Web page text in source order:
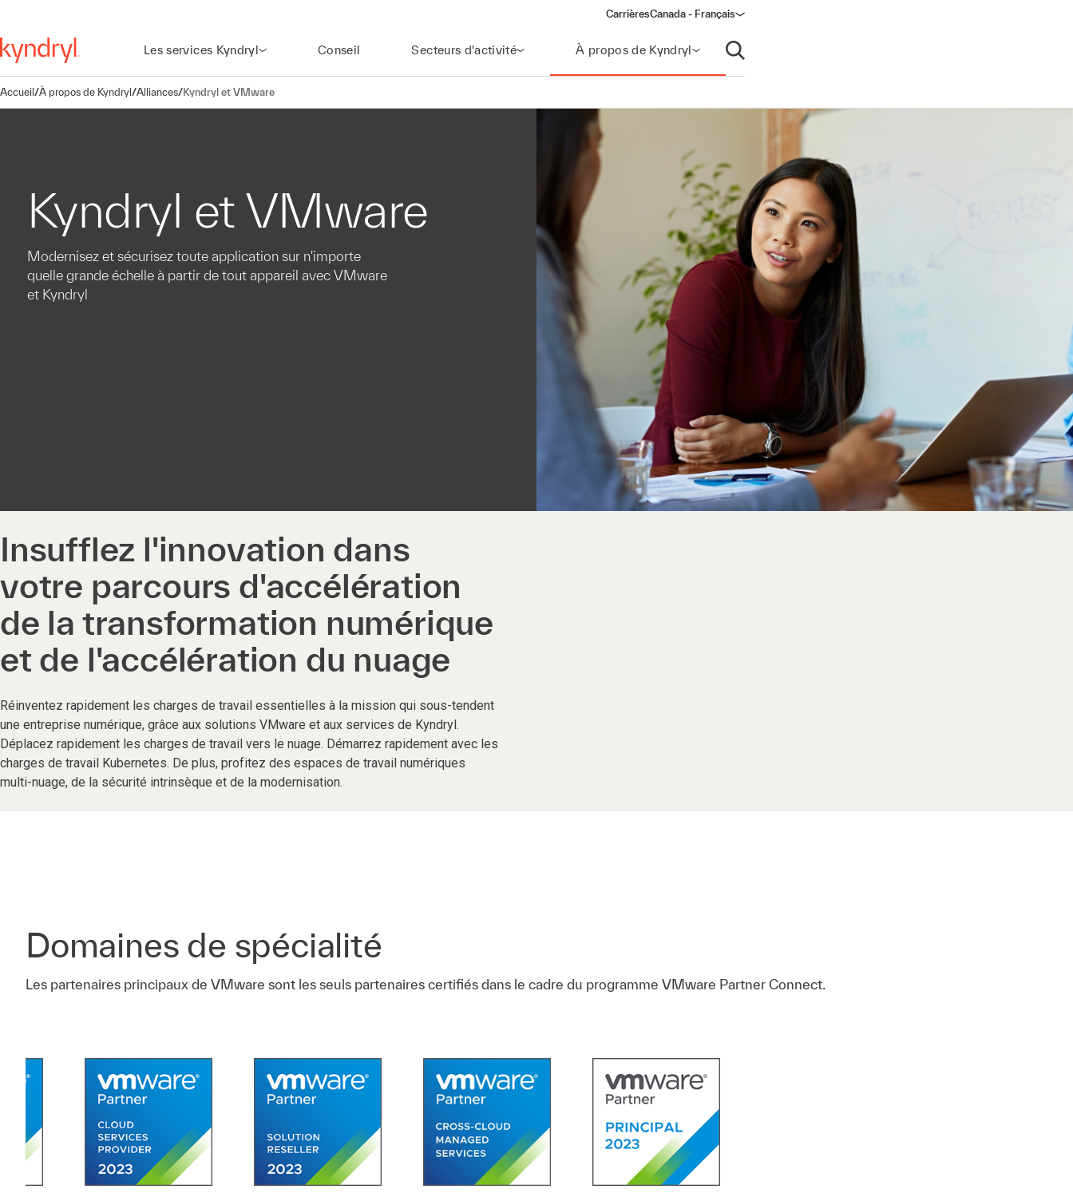
CarrièresCanada - Français
Les services Kyndryl Conseil Secteurs d'activité À propos de Kyndryl
Ouvrir la recherche
Accueil/À propos de Kyndryl/Alliances/Kyndryl et VMware
Kyndryl et VMware
Modernisez et sécurisez toute application sur n'importe
quelle grande échelle à partir de tout appareil avec VMware
et Kyndryl
Insufflez l'innovation dans
votre parcours d'accélération
de la transformation numérique
et de l'accélération du nuage
Réinventez rapidement les charges de travail essentielles à la mission qui sous-tendent
une entreprise numérique, grâce aux solutions VMware et aux services de Kyndryl.
Déplacez rapidement les charges de travail vers le nuage. Démarrez rapidement avec les
charges de travail Kubernetes. De plus, profitez des espaces de travail numériques
multi-nuage, de la sécurité intrinsèque et de la modernisation.
Domaines de spécialité
Les partenaires principaux de VMware sont les seuls partenaires certifiés dans le cadre du programme VMware Partner Connect.